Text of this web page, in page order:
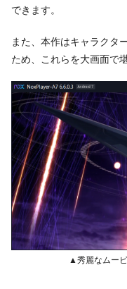
できます。
また、本作はキャラクタ
ため、これらを大画面で
▲秀麗なムー